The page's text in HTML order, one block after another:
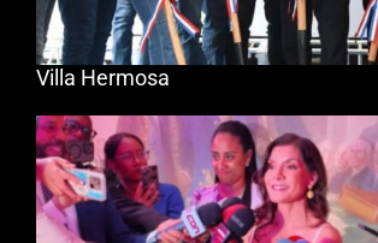
Villa Hermosa